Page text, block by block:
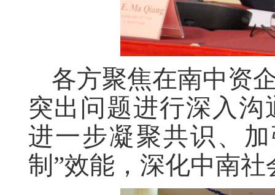
各方聚焦在南中资
突出问题进行深入
进一步凝聚共识、
制”效能，深化中南